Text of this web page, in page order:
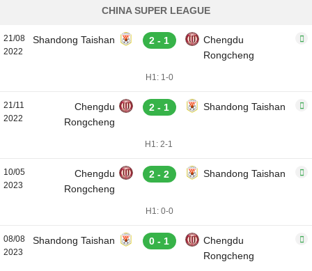
CHINA SUPER LEAGUE
21/08
2022
Shandong Taishan 2 - 1
Chengdu
Rongcheng
H1: 1-0
21/11
2022
Chengdu
Rongcheng
2 - 1 Shandong Taishan
H1: 2-1
10/05
2023
Chengdu
Rongcheng
2 - 2 Shandong Taishan
H1: 0-0
08/08
2023
Shandong Taishan 0 - 1
Chengdu
Rongcheng